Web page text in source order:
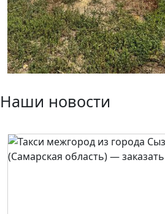
Наши новости